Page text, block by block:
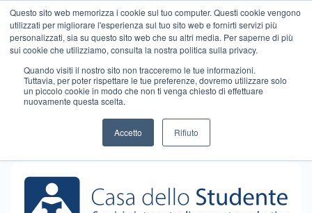
Questo sito web memorizza i cookie sul tuo computer. Questi cookie vengono
utilizzati per migliorare l'esperienza sul tuo sito web e fornirti servizi più
personalizzati, sia su questo sito web che su altri media. Per saperne di più
sui cookie che utilizziamo, consulta la nostra politica sulla privacy.
Quando visiti il ​​nostro sito non tracceremo le tue informazioni.
Tuttavia, per poter rispettare le tue preferenze, dovremo utilizzare solo
un piccolo cookie in modo che non ti venga chiesto di effettuare
nuovamente questa scelta.
Accetto Rifiuto